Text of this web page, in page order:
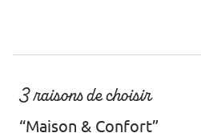
3 raisons de choisir
“Maison & Confort”